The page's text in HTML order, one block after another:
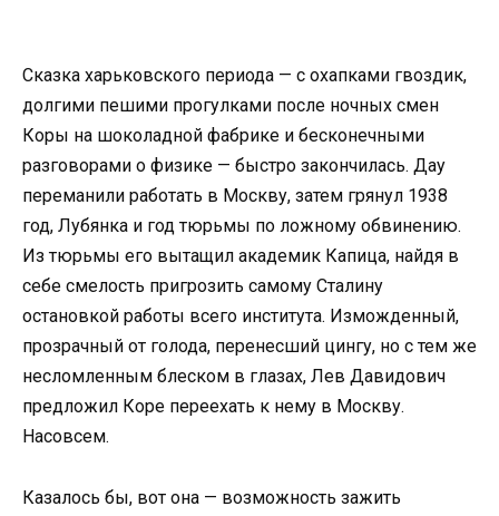
Сказка харьковского периода — с охапками гвоздик,
долгими пешими прогулками после ночных смен
Коры на шоколадной фабрике и бесконечными
разговорами о физике — быстро закончилась. Дау
переманили работать в Москву, затем грянул 1938
год, Лубянка и год тюрьмы по ложному обвинению.
Из тюрьмы его вытащил академик Капица, найдя в
себе смелость пригрозить самому Сталину
остановкой работы всего института. Изможденный,
прозрачный от голода, перенесший цингу, но с тем же
несломленным блеском в глазах, Лев Давидович
предложил Коре переехать к нему в Москву.
Насовсем.
Казалось бы, вот она — возможность зажить